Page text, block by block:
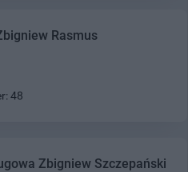
Rasmus
48
Zbigniew Szczepański